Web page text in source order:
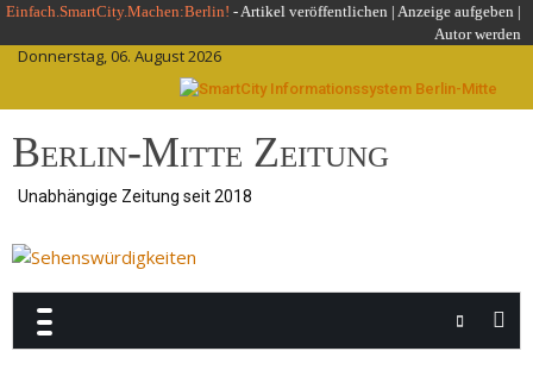
Skip
content
Einfach.SmartCity.Machen:Berlin! -Artikel veröffentlichen | Anzeige aufgeben |
Autor werden
Donnerstag, 06. August 2026
Berlin-Mitte Zeitung
Unabhängige Zeitung seit 2018